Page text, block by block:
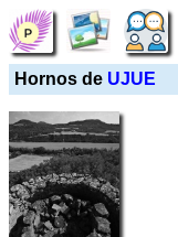
Hornos de UJUE